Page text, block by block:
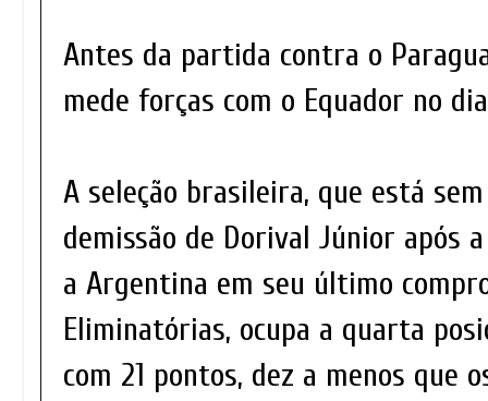
Antes da partida contra o
mede forças com o Equador no
A seleção brasileira, que está
demissão de Dorival Júnior após
a Argentina em seu último
Eliminatórias, ocupa a quarta
com 21 pontos, dez a menos que